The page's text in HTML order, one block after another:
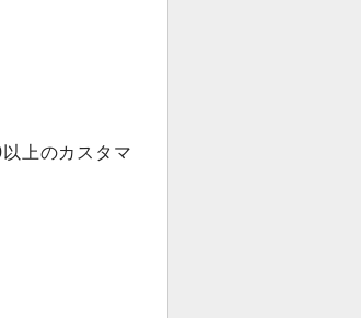
上のカスタマ